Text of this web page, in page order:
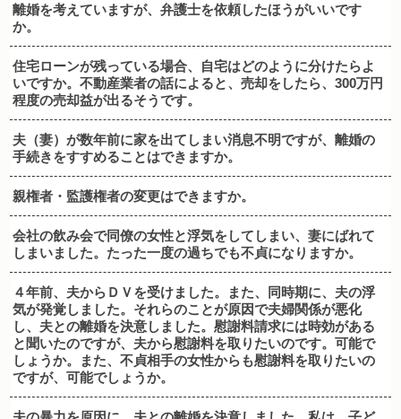
離婚を考えていますが、弁護士を依頼したほうがいいです
か。
住宅ローンが残っている場合、自宅はどのように分けたらよ
いですか。不動産業者の話によると、売却をしたら、300万円
程度の売却益が出るそうです。
夫（妻）が数年前に家を出てしまい消息不明ですが、離婚の
手続きをすすめることはできますか。
親権者・監護権者の変更はできますか。
会社の飲み会で同僚の女性と浮気をしてしまい、妻にばれて
しまいました。たった一度の過ちでも不貞になりますか。
４年前、夫からＤＶを受けました。また、同時期に、夫の浮
気が発覚しました。それらのことが原因で夫婦関係が悪化
し、夫との離婚を決意しました。慰謝料請求には時効がある
と聞いたのですが、夫から慰謝料を取りたいのです。可能で
しょうか。また、不貞相手の女性からも慰謝料を取りたいの
ですが、可能でしょうか。